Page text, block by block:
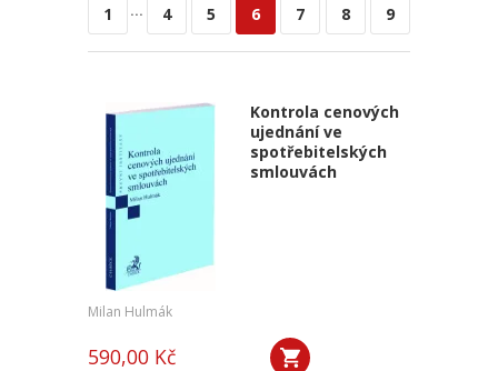
1 ... 4 5 6 7 8 9
Kontrola cenových
ujednání ve
spotřebitelských
smlouvách
Milan Hulmák
590,00 Kč